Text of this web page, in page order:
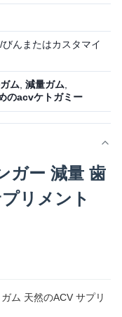
んまたはカスタマイ
ム 減量ガム
のacvケトガミー
ガー 減量 歯
リメント
ム 天然のACV サプリ